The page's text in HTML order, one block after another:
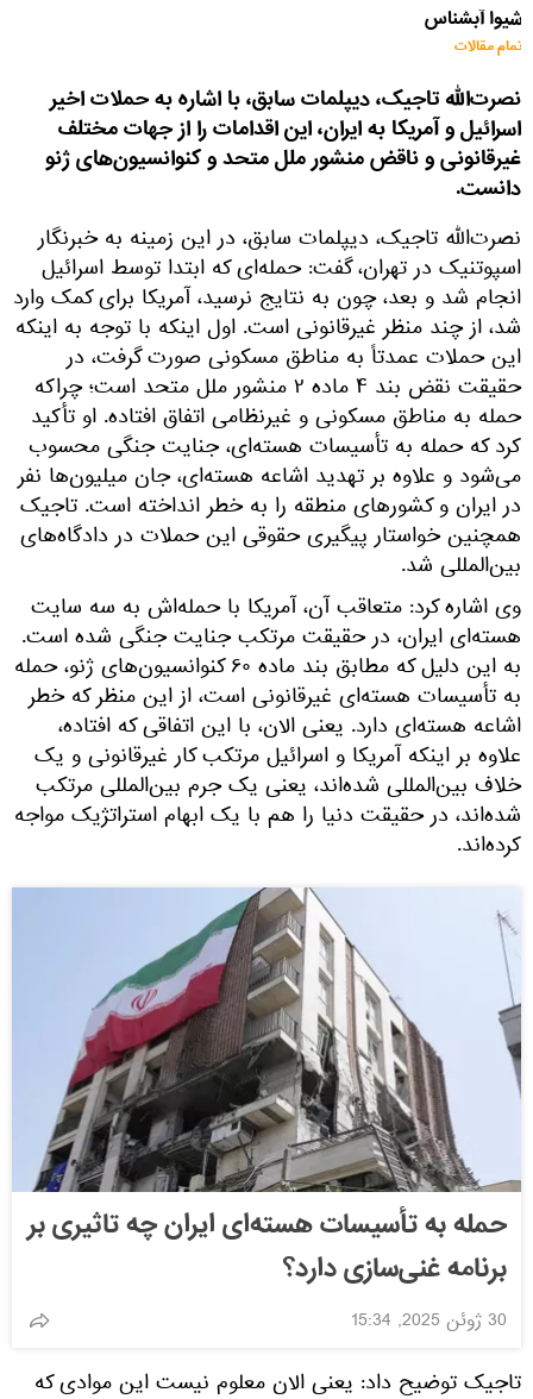
شیوا آبشناس
تمام مقالات
نصرت‌الله تاجیک، دیپلمات سابق، با اشاره به حملات اخیر
اسرائیل و آمریکا به ایران، این اقدامات را از جهات مختلف
غیرقانونی و ناقض منشور ملل متحد و کنوانسیون‌های ژنو
دانست.
نصرت‌الله تاجیک، دیپلمات سابق، در این زمینه به خبرنگار
اسپوتنیک در تهران، گفت: حمله‌ای که ابتدا توسط اسرائیل
انجام شد و بعد، چون به نتایج نرسید، آمریکا برای کمک وارد
شد، از چند منظر غیرقانونی است. اول اینکه با توجه به اینکه
این حملات عمدتاً به مناطق مسکونی صورت گرفت، در
حقیقت نقض بند ۴ ماده ۲ منشور ملل متحد است؛ چراکه
حمله به مناطق مسکونی و غیرنظامی اتفاق افتاده. او تأکید
کرد که حمله به تأسیسات هسته‌ای، جنایت جنگی محسوب
می‌شود و علاوه بر تهدید اشاعه هسته‌ای، جان میلیون‌ها نفر
در ایران و کشورهای منطقه را به خطر انداخته است. تاجیک
همچنین خواستار پیگیری حقوقی این حملات در دادگاه‌های
بین‌المللی شد.
وی اشاره کرد: متعاقب آن، آمریکا با حمله‌اش به سه سایت
هسته‌ای ایران، در حقیقت مرتکب جنایت جنگی شده است.
به این دلیل که مطابق بند ماده ۶۰ کنوانسیون‌های ژنو، حمله
به تأسیسات هسته‌ای غیرقانونی است، از این منظر که خطر
اشاعه هسته‌ای دارد. یعنی الان، با این اتفاقی که افتاده،
علاوه بر اینکه آمریکا و اسرائیل مرتکب کار غیرقانونی و یک
خلاف بین‌المللی شده‌اند، یعنی یک جرم بین‌المللی مرتکب
شده‌اند، در حقیقت دنیا را هم با یک ابهام استراتژیک مواجه
کرده‌اند.
حمله به تأسیسات هسته‌ای ایران چه تاثیری بر
برنامه غنی‌سازی دارد؟
30 ژوئن 2025, 15:34
تاجیک توضیح داد: یعنی الان معلوم نیست این موادی که